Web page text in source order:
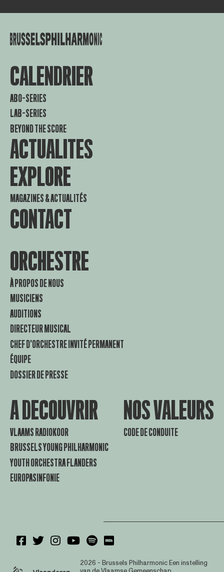
CALENDRIER
ABO-SERIES
LAB-SERIES
BEYOND THE SCORE
ACTUALITES
EXPLORE
MAGAZINES & ACTUALITÉS
CONTACT
ORCHESTRE
À PROPOS DE NOUS
MUSICIENS
AUDITIONS
DIRECTEUR MUSICAL
CHEF D’ORCHESTRE INVITÉ PERMANENT
ÉQUIPE
DOSSIER DE PRESSE
A DECOUVRIR
VLAAMS RADIOKOOR
BRUSSELS YOUNG PHILHARMONIC
YOUTH ORCHESTRA FLANDERS
EUROPASINFONIE
NOS VALEURS
CODE DE CONDUITE
2026 - Brussels PhilharmonicEen instelling